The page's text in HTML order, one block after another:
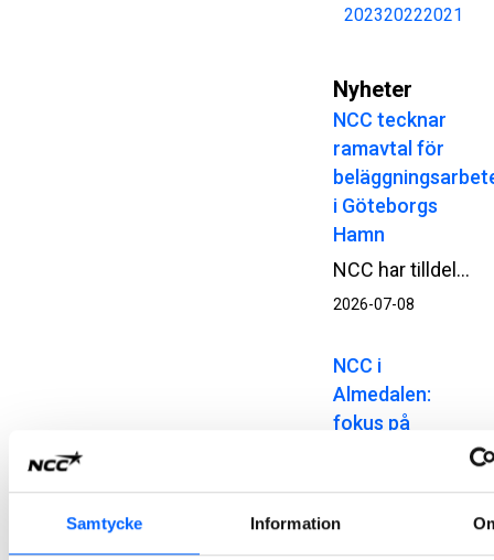
Samtycke Information
202320222021
Nyheter
NCC tecknar
ramavtal för
i Göteborgs
Hamn
NCC har tilldelats ett ramavtal för beläggningsarbeten i Göteborgs Hamn, Nordens största hamn. Avtalet omfattar underhåll och utveckling av hamnens väg- och transportinfrastruktur.
2026-07-08
NCC i
Almedalen:
fokus på